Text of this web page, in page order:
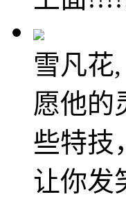
雪凡花,
愿他的
些特技
让你发